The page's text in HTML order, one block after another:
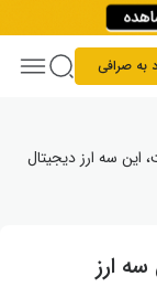
به صرافی
این سه ارز دیجیتال
ارز